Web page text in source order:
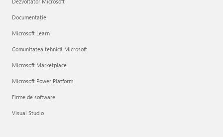
Documentație
Microsoft Learn
Comunitatea tehnică Microsoft
Microsoft Marketplace
Microsoft Power Platform
Firme de software
Visual Studio